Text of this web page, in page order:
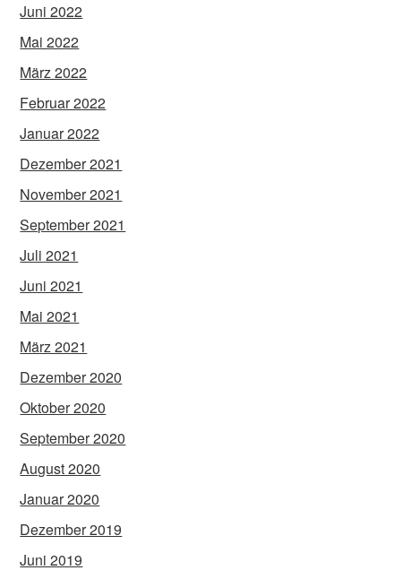
Juni 2022
Mai 2022
März 2022
Februar 2022
Januar 2022
Dezember 2021
November 2021
September 2021
Juli 2021
Juni 2021
Mai 2021
März 2021
Dezember 2020
Oktober 2020
September 2020
August 2020
Januar 2020
Dezember 2019
Juni 2019